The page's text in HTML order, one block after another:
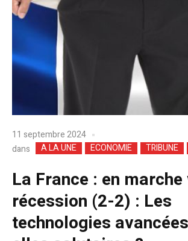
11 septembre 2024
dans
A LA UNE ECONOMIE TRIBUNE
La France : en
récession (2-2) : Les
technologies